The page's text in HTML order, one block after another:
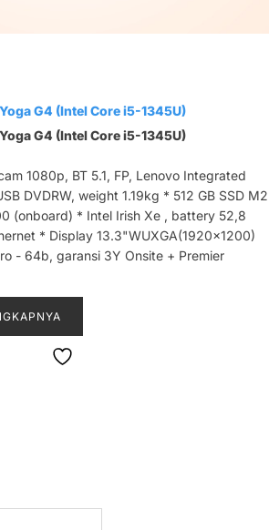
G4 (Intel Core i5-1345U)
G4 (Intel Core i5-1345U)
1080p, BT 5.1, FP, Lenovo Integrated
DVDRW, weight 1.19kg * 512 GB SSD M2
(onboard) * Intel Irish Xe , battery 52,8
* Display 13.3"WUXGA(1920x1200)
- 64b, garansi 3Y Onsite + Premier